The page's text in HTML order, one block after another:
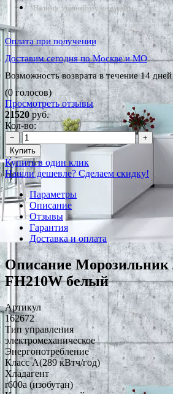
*Наличие уточняйте у менеджера
Оплата при получении
Доставим сегодня по Москве и МО
Возможность возврата в течение 14 дней
(0 голосов)
Просмотреть отзывы
21520руб.
Кол-во:
−
+
Купить
Купить в один клик
Нашли дешевле? Сделаем скидку!
Параметры
Описание
Отзывы
Гарантия
Доставка и оплата
Описание Морозильник
FH210W белый
Артикул
162672
Тип управления
электромеханическое
Энергопотребление
Класс A(289 кВтч/год)
Хладагент
r600a (изобутан)